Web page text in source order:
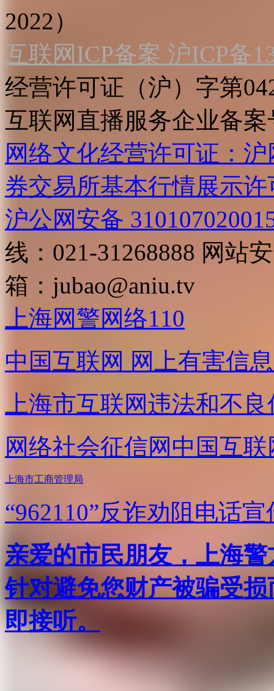
2022）
互联网ICP备案 沪ICP备
经营许可证（沪）字第
互联网直播服务企业备案
网络文化经营许可证：
券交易所基本行情展示许
沪公网安备
线：021-31268888 网站
箱： jubao@aniu.tv
上海网警网络110
中国互联网 网上有害信
上海市互联网违法和不
网络社会征信网 中国互
上海市工商管理局
“962110”反诈劝阻电话宣
亲爱的市民朋友，上海
针对避免您财产被骗受
即接听。